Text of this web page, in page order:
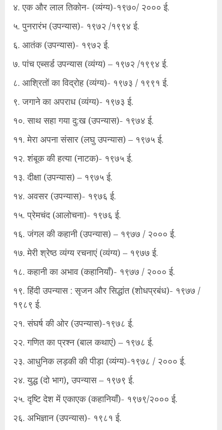
४. एक और लाल तिकोन- (व्यंग्य)-१९७०/ २००० ई.
५. पुनरारंभ (उपन्यास)- १९७२ /१९९४ ई.
६. आतंक (उपन्यास)- १९७२ ई.
७. पांच एब्सर्ड उपन्यास (व्यंग्य) – १९७२ /१९९४ ई.
८. आश्रितों का विद्रोह (व्यंग्य)- १९७३ / १९९१ ई.
९. जगाने का अपराध (व्यंग्य)- १९७३ ई.
१०. साथ सहा गया दु:ख (उपन्यास)- १९७४ ई.
११. मेरा अपना संसार (लघु उपन्यास) – १९७५ ई.
१२. शंबूक की हत्या (नाटक)- १९७५ ई.
१३. दीक्षा (उपन्यास) – १९७५ ई.
१४. अवसर (उपन्यास)- १९७६ ई.
१५. प्रेमचंद (आलोचना)- १९७६ ई.
१६. जंगल की कहानी (उपन्यास) – १९७७ / २००० ई.
१७. मेरी श्रेष्ठ व्यंग्य रचनाएं (व्यंग्य) – १९७७ ई.
१८. कहानी का अभाव (कहानियाँ)- १९७७ / २००० ई.
१९. हिंदी उपन्यास : सृजन और सिद्धांत (शोधप्रबंध)- १९७७ /
१९८९ ई.
२१. संघर्ष की ओर (उपन्यास)-१९७८ ई.
२२. गणित का प्रश्न (बाल कथाएं) – १९७८ ई.
२३. आधुनिक लड़की की पीड़ा (व्यंग्य)-१९७८ / २००० ई.
२४. युद्ध (दो भाग), उपन्यास – १९७९ ई.
२५. दृष्टि देश में एकाएक (कहानियाँ)- १९७९/२००० ई.
२६. अभिज्ञान (उपन्यास)- १९८१ ई.